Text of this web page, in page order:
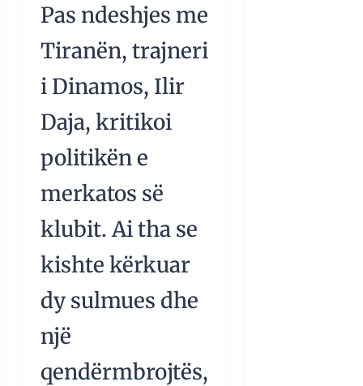
Pas ndeshjes me
Tiranën, trajneri
i Dinamos, Ilir
Daja, kritikoi
politikën e
merkatos së
klubit. Ai tha se
kishte kërkuar
dy sulmues dhe
një
qendërmbrojtës,